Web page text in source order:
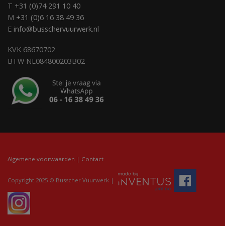
T +31 (0)74 291 10 40
M +31 (0)6 16 38 49 36
E info@busschervuurwerk.nl
KVK 68670702
BTW NL084800203B02
Algemene voorwaarden | Contact
Copyright 2025 © Busscher Vuurwerk |